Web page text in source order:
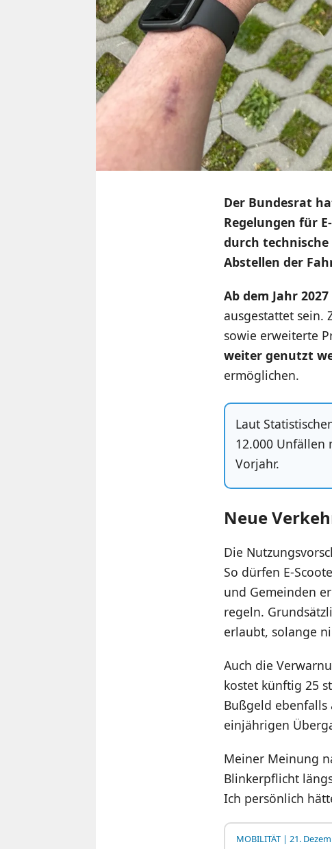
Der Bundesrat
Regelungen für
durch
Abstellen der
Ab dem Jahr 2027
ausgestattet sein.
sowie erweiterte
weiter genutzt
ermöglichen.
Laut
12.000 Unfällen
Vorjahr.
Neue
Die
So dürfen E-
und Gemeinden
regeln.
erlaubt, solange
Auch die
kostet künftig 25
Bußgeld
einjährigen
Meiner Meinung
Blinkerpflicht
Ich persönlich
MOBILITÄT| 21.